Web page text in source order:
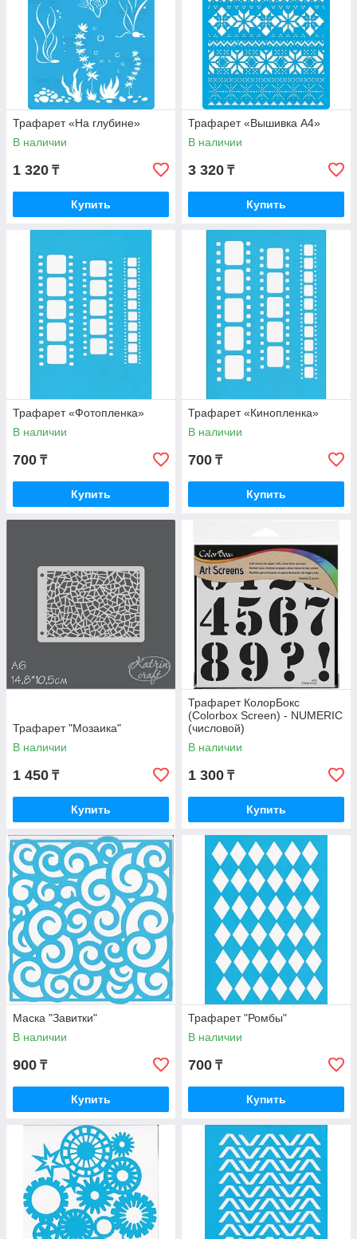
Трафарет «На глубине»
В наличии
1 320 ₸
Купить
Трафарет «Вышивка А4»
В наличии
3 320 ₸
Купить
Трафарет «Фотопленка»
В наличии
700 ₸
Купить
Трафарет «Кинопленка»
В наличии
700 ₸
Купить
Трафарет "Мозаика"
В наличии
1 450 ₸
Купить
Трафарет КолорБокс
(Colorbox Screen) - NUMERIC
(числовой)
В наличии
1 300 ₸
Купить
Маска "Завитки"
В наличии
900 ₸
Купить
Трафарет "Ромбы"
В наличии
700 ₸
Купить